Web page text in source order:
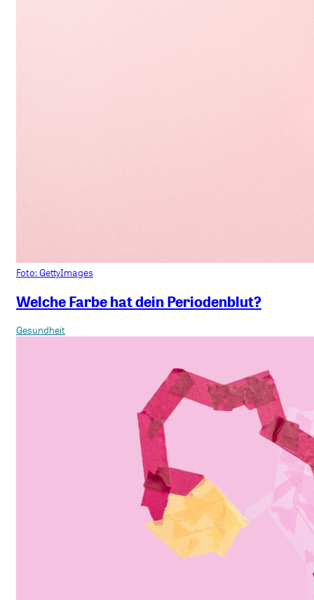
Foto: GettyImages
Welche Farbe hat dein Periodenblut?
Gesundheit